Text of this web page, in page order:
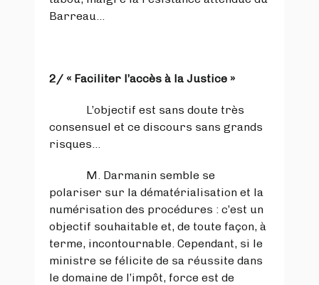
Barreau…
2/ « Faciliter l’accès à la Justice »
L’objectif est sans doute très
consensuel et ce discours sans grands
risques…
M. Darmanin semble se
polariser sur la dématérialisation et la
numérisation des procédures : c’est un
objectif souhaitable et, de toute façon, à
terme, incontournable. Cependant, si le
ministre se félicite de sa réussite dans
le domaine de l’impôt, force est de